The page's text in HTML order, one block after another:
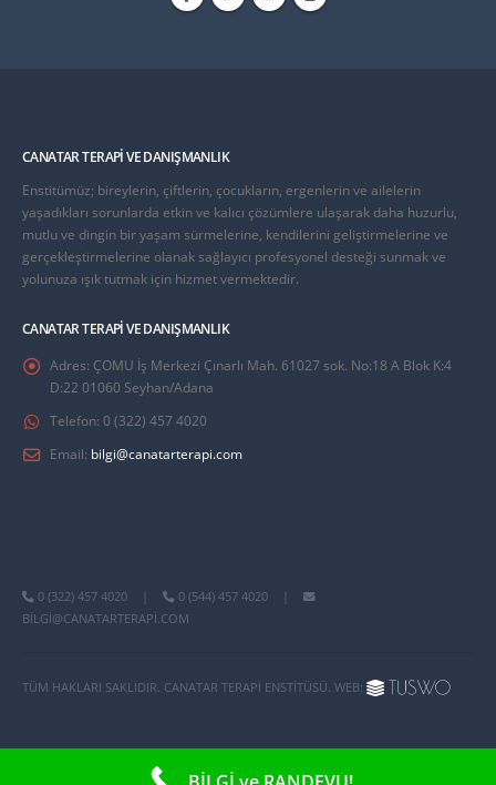
CANATAR TERAPI VE DANIŞMANLIK
Enstitümüz; bireylerin, çiftlerin, çocukların, ergenlerin ve ailelerin
yaşadıkları sorunlarda etkin ve kalıcı çözümlere ulaşarak daha huzurlu,
mutlu ve dingin bir yaşam sürmelerine, kendilerini geliştirmelerine ve
gerçekleştirmelerine olanak sağlayıcı profesyonel desteği sunmak ve
yolunuza ışık tutmak için hizmet vermektedir.
CANATAR TERAPI VE DANIŞMANLIK
Adres: ÇOMU İş Merkezi Çınarlı Mah. 61027 sok. No:18 A Blok K:4
D:22 01060 Seyhan/Adana
Telefon: 0 (322) 457 4020
Email: bilgi@canatarterapi.com
0 (322) 457 4020 0 (544) 457 4020
BILGI@CANATARTERAPI.COM
TÜM HAKLARI SAKLIDIR. CANATAR TERAPI ENSTITÜSÜ. WEB: